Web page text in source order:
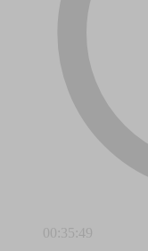
00:35:49